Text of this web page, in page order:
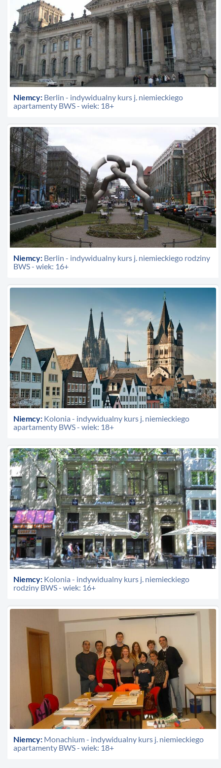
Niemcy: Berlin - indywidualny kurs j. niemieckiego
apartamenty BWS - wiek: 18+
Niemcy: Berlin - indywidualny kurs j. niemieckiego rodziny
BWS - wiek: 16+
Niemcy: Kolonia - indywidualny kurs j. niemieckiego
apartamenty BWS - wiek: 18+
Niemcy: Kolonia - indywidualny kurs j. niemieckiego
rodziny BWS - wiek: 16+
Niemcy: Monachium - indywidualny kurs j. niemieckiego
apartamenty BWS - wiek: 18+